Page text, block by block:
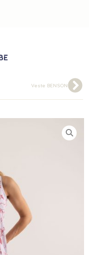
Veste BENSON